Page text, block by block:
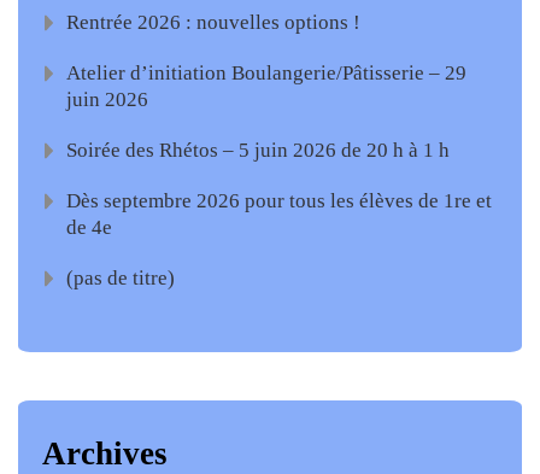
Rentrée 2026 : nouvelles options !
Atelier d’initiation Boulangerie/Pâtisserie – 29
juin 2026
Soirée des Rhétos – 5 juin 2026 de 20 h à 1 h
Dès septembre 2026 pour tous les élèves de 1re et
de 4e
(pas de titre)
Archives